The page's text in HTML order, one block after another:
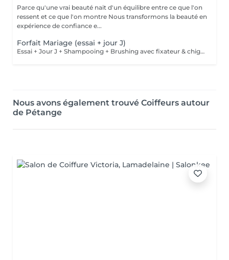
Parce qu'une vrai beauté nait d'un équilibre entre ce que l'on
ressent et ce que l'on montre Nous transformons la beauté en
expérience de confiance e...
Forfait Mariage (essai + jour J)
Essai + Jour J + Shampooing + Brushing avec fixateur & chignon
Nous avons également trouvé Coiffeurs autour
de Pétange